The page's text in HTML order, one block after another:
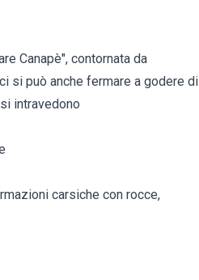
Canapè", contornata da
si può anche fermare a godere di
intravedono
carsiche con rocce,